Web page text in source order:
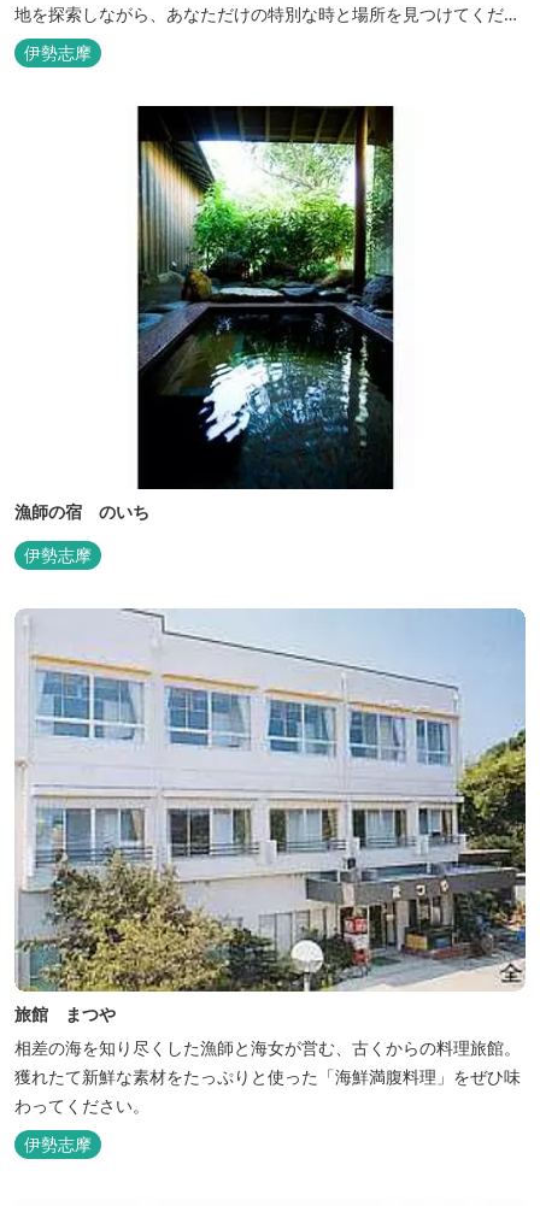
地を探索しながら、あなただけの特別な時と場所を見つけてくださ
い。
伊勢志摩
漁師の宿 のいち
伊勢志摩
旅館 まつや
相差の海を知り尽くした漁師と海女が営む、古くからの料理旅館。
獲れたて新鮮な素材をたっぷりと使った「海鮮満腹料理」をぜひ味
わってください。
伊勢志摩